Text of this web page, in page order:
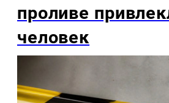
проливе
человек